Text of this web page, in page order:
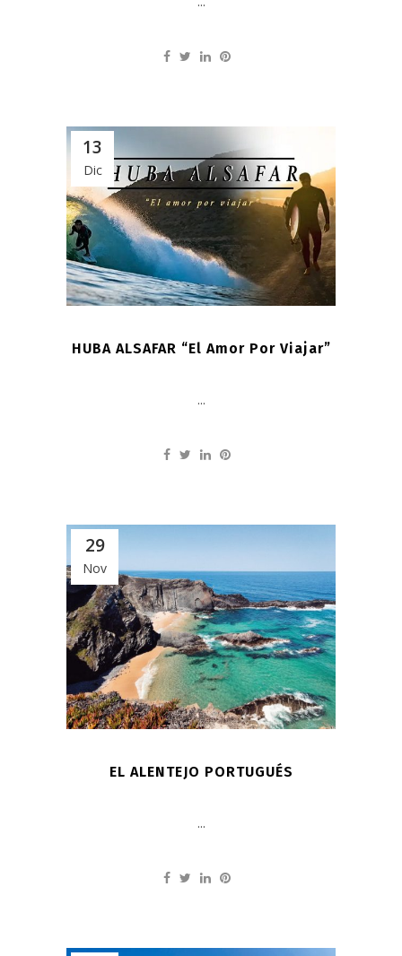
13
Dic
HUBA ALSAFAR “El Amor Por Viajar”
...
29
Nov
EL ALENTEJO PORTUGUÉS
...